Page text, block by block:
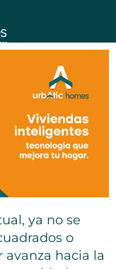
ya no se
o
avanza hacia la